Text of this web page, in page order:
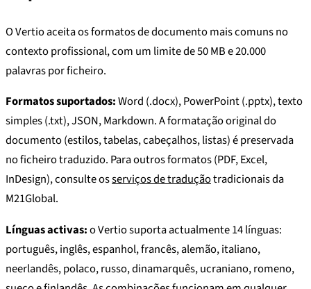
O Vertio aceita os formatos de documento mais comuns no
contexto profissional, com um limite de 50 MB e 20.000
palavras por ficheiro.
Formatos suportados:Word (.docx), PowerPoint (.pptx), texto
simples (.txt), JSON, Markdown. A formatação original do
documento (estilos, tabelas, cabeçalhos, listas) é preservada
no ficheiro traduzido. Para outros formatos (PDF, Excel,
InDesign), consulte osserviços de traduçãotradicionais da
M21Global.
Línguas activas:o Vertio suporta actualmente 14 línguas:
português, inglês, espanhol, francês, alemão, italiano,
neerlandês, polaco, russo, dinamarquês, ucraniano, romeno,